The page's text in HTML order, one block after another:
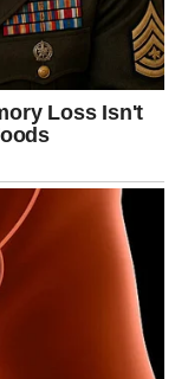
svakom
kojeg će se
počeće da se